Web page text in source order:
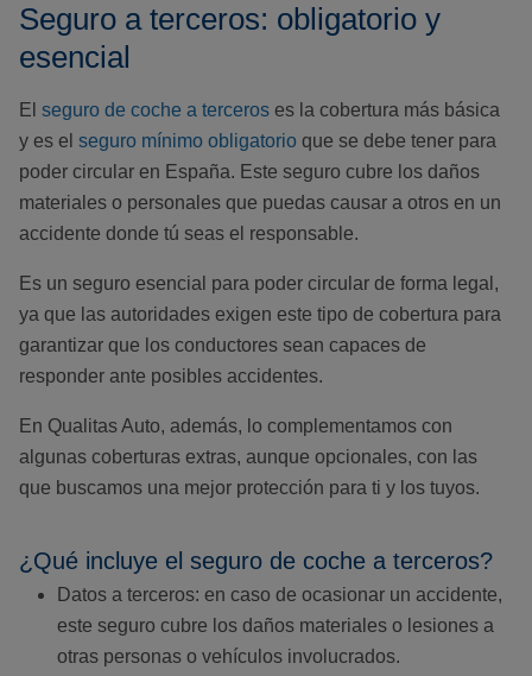
Seguro a terceros: obligatorio y
esencial
El seguro de coche a terceros es la cobertura más básica
y es el seguro mínimo obligatorio que se debe tener para
poder circular en España. Este seguro cubre los daños
materiales o personales que puedas causar a otros en un
accidente donde tú seas el responsable.
Es un seguro esencial para poder circular de forma legal,
ya que las autoridades exigen este tipo de cobertura para
garantizar que los conductores sean capaces de
responder ante posibles accidentes.
En Qualitas Auto, además, lo complementamos con
algunas coberturas extras, aunque opcionales, con las
que buscamos una mejor protección para ti y los tuyos.
¿Qué incluye el seguro de coche a terceros?
Datos a terceros: en caso de ocasionar un accidente,
este seguro cubre los daños materiales o lesiones a
otras personas o vehículos involucrados.